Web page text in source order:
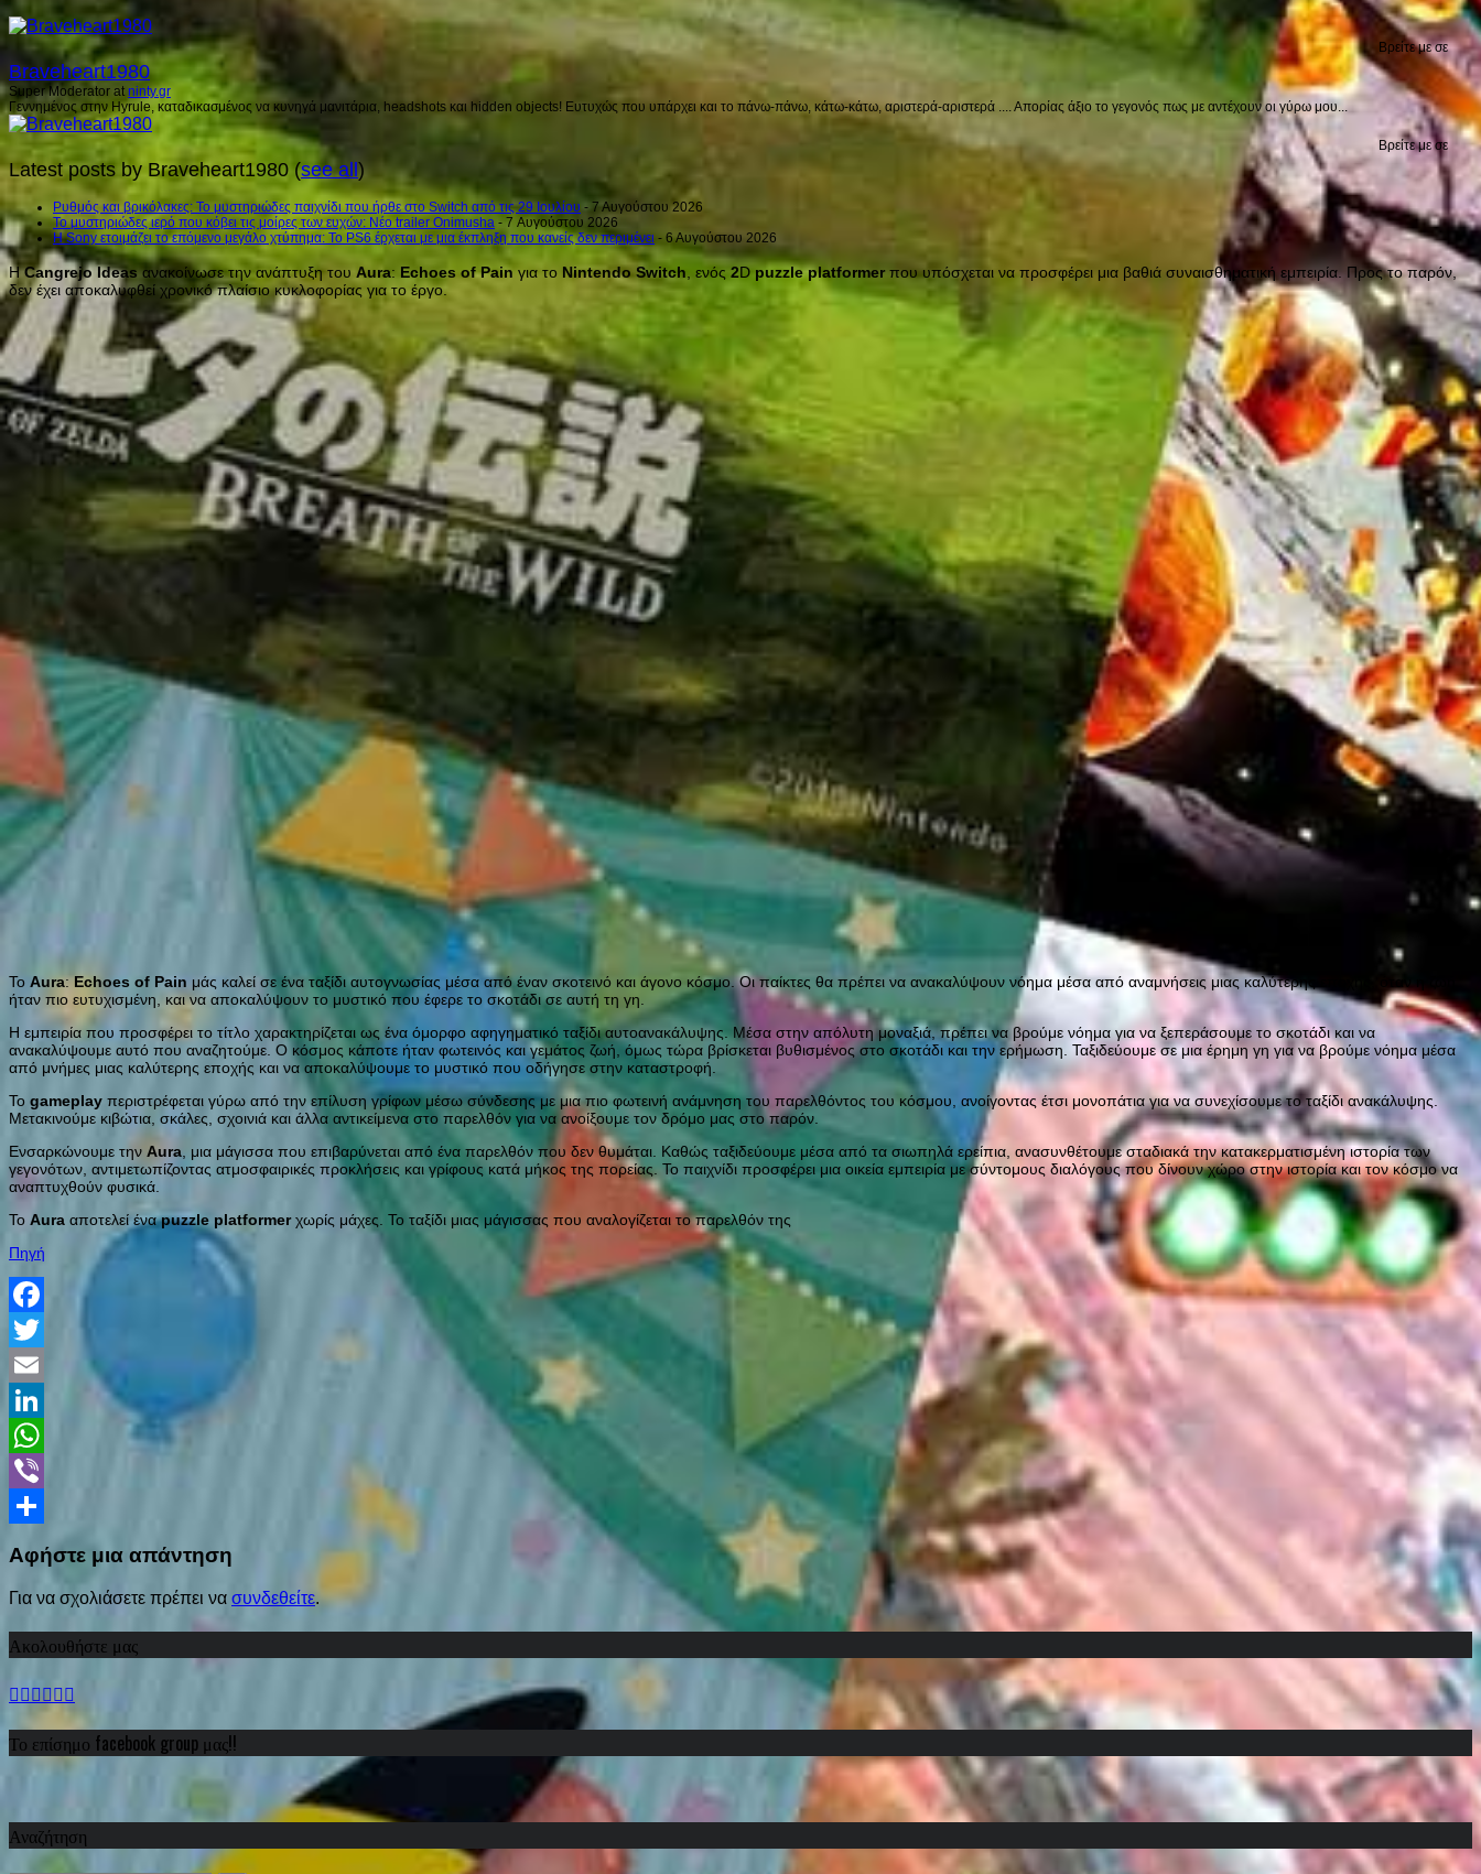
Βρείτε με σε
Braveheart1980
Super Moderator at ninty.gr
Γεννημένος στην Hyrule, καταδικασμένος να κυνηγά μανιτάρια, headshots και hidden objects! Ευτυχώς που υπάρχει και το πάνω-πάνω, κάτω-κάτω, αριστερά-αριστερά .... Απορίας άξιο το γεγονός πως με αντέχουν οι γύρω μου...
Βρείτε με σε
Latest posts by Braveheart1980 (see all)
Ρυθμός και βρικόλακες: Το μυστηριώδες παιχνίδι που ήρθε στο Switch από τις 29 Ιουλίου - 7 Αυγούστου 2026
Το μυστηριώδες ιερό που κόβει τις μοίρες των ευχών: Νέο trailer Onimusha - 7 Αυγούστου 2026
Η Sony ετοιμάζει το επόμενο μεγάλο χτύπημα: Το PS6 έρχεται με μια έκπληξη που κανείς δεν περιμένει - 6 Αυγούστου 2026
ΗCangrejo Ideasανακοίνωσε την ανάπτυξη του Aura: Echoes of Painγια το Nintendo Switch , ενός 2D puzzle platformerπου υπόσχεται να προσφέρει μια βαθιά συναισθηματική εμπειρία. Προς το παρόν,
δεν έχει αποκαλυφθεί χρονικό πλαίσιο κυκλοφορίας για το έργο.
Το Aura:Echoes of Pain μάς καλεί σε ένα ταξίδι αυτογνωσίας μέσα από έναν σκοτεινό και άγονο κόσμο. Οι παίκτες θα πρέπει να ανακαλύψουν νόημα μέσα από αναμνήσεις μιας καλύτερης εποχής, όταν η ζωή
ήταν πιο ευτυχισμένη, και να αποκαλύψουν το μυστικό που έφερε το σκοτάδι σε αυτή τη γη.
Η εμπειρία που προσφέρει το τίτλο χαρακτηρίζεται ως ένα όμορφο αφηγηματικό ταξίδι αυτοανακάλυψης. Μέσα στην απόλυτη μοναξιά, πρέπει να βρούμε νόημα για να ξεπεράσουμε το σκοτάδι και να
ανακαλύψουμε αυτό που αναζητούμε. Ο κόσμος κάποτε ήταν φωτεινός και γεμάτος ζωή, όμως τώρα βρίσκεται βυθισμένος στο σκοτάδι και την ερήμωση. Ταξιδεύουμε σε μια έρημη γη για να βρούμε νόημα μέσα
από μνήμες μιας καλύτερης εποχής και να αποκαλύψουμε το μυστικό που οδήγησε στην καταστροφή.
Το gameplay περιστρέφεται γύρω από την επίλυση γρίφων μέσω σύνδεσης με μια πιο φωτεινή ανάμνηση του παρελθόντος του κόσμου, ανοίγοντας έτσι μονοπάτια για να συνεχίσουμε το ταξίδι ανακάλυψης.
Μετακινούμε κιβώτια, σκάλες, σχοινιά και άλλα αντικείμενα στο παρελθόν για να ανοίξουμε τον δρόμο μας στο παρόν.
Ενσαρκώνουμε την Aura , μια μάγισσα που επιβαρύνεται από ένα παρελθόν που δεν θυμάται. Καθώς ταξιδεύουμε μέσα από τα σιωπηλά ερείπια, ανασυνθέτουμε σταδιακά την κατακερματισμένη ιστορία των
γεγονότων, αντιμετωπίζοντας ατμοσφαιρικές προκλήσεις και γρίφους κατά μήκος της πορείας. Το παιχνίδι προσφέρει μια οικεία εμπειρία με σύντομους διαλόγους που δίνουν χώρο στην ιστορία και τον κόσμο να
αναπτυχθούν φυσικά.
Το Aura αποτελεί έναpuzzle platformerχωρίς μάχες. Το ταξίδι μιας μάγισσας που αναλογίζεται το παρελθόν της
Πηγή
Facebook
Twitter
Email
LinkedIn
WhatsApp
Viber
Αφήστε μια απάντηση
Για να σχολιάσετε πρέπει να συνδεθείτε.
Ακολουθήστε μας
Το επίσημο facebook group μας!!
Αναζήτηση